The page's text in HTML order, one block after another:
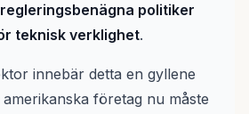
politiker
teknisk verklighet.
innebär detta en gyllene
företag nu måste